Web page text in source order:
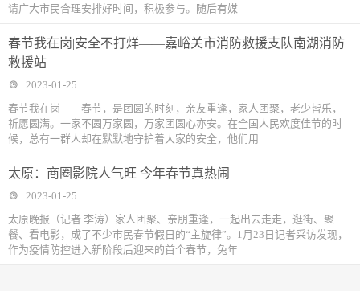
请广大市民合理安排好时间，积极参与。随后有媒
春节我在岗|安全不打烊——嘉峪关市消防救援支队南湖消防
救援站
2023-01-25
春节我在岗 春节，是团圆的时刻，亲友重逢，家人团聚，老少皆乐，
祈愿圆满。一家不圆万家圆，万家团圆心亦安。在全国人民欢度佳节的时
候，总有一群人却在默默地守护着大家的安全，他们用
太原：商圈影院人气旺 今年春节真热闹
2023-01-25
太原晚报（记者 李涛）家人团聚、亲朋重逢，一起出去走走，逛街、聚
餐、看电影，成了不少市民春节假日的“主旋律”。1月23日记者采访发现，
作为疫情防控进入新阶段后迎来的首个春节，兔年